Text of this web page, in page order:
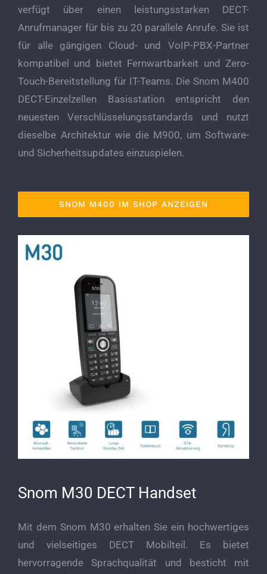
verfügt über einen leistungsstarken DECT-
Anrufmanager für bis zu 20 parallele Anrufe. Sie ist
für alle gängigen Cloud- und VoIP-PBX-Partner
kompatibel und bietet Fernwartbarkeit und Zero-
Touch-Bereitstellung für IT-Teams. Die Snom M400
DECT-Einzelzellen Basisstation entspricht den
neuesten Verschlüsselungsstandards und nutzt
dieselbe Architektur wie die M900, um Software-
und Sicherheitsupdates einzuspielen.
SNOM M400 IM SHOP ANZEIGEN
Snom M30 DECT Handset
Mit dem Snom M30 erhalten Sie ein hochwertiges
und vielseitiges DECT Mobilteil. Es bietet
hervorragende Sprachqualität und besticht mit